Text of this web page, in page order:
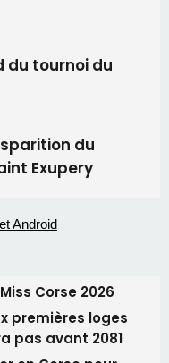
au stade de San
Marie et
tournoi du
du
Exupery